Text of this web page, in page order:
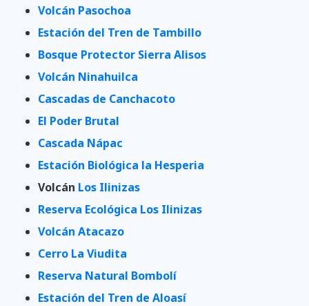
Volcán Pasochoa
Estación del Tren de Tambillo
Bosque Protector Sierra Alisos
Volcán Ninahuilca
Cascadas de Canchacoto
El Poder Brutal
Cascada Nápac
Estación Biológica la Hesperia
Volcán Los Ilinizas
Reserva Ecológica Los Ilinizas
Volcán Atacazo
Cerro La Viudita
Reserva Natural Bombolí
Estación del Tren de Aloasí